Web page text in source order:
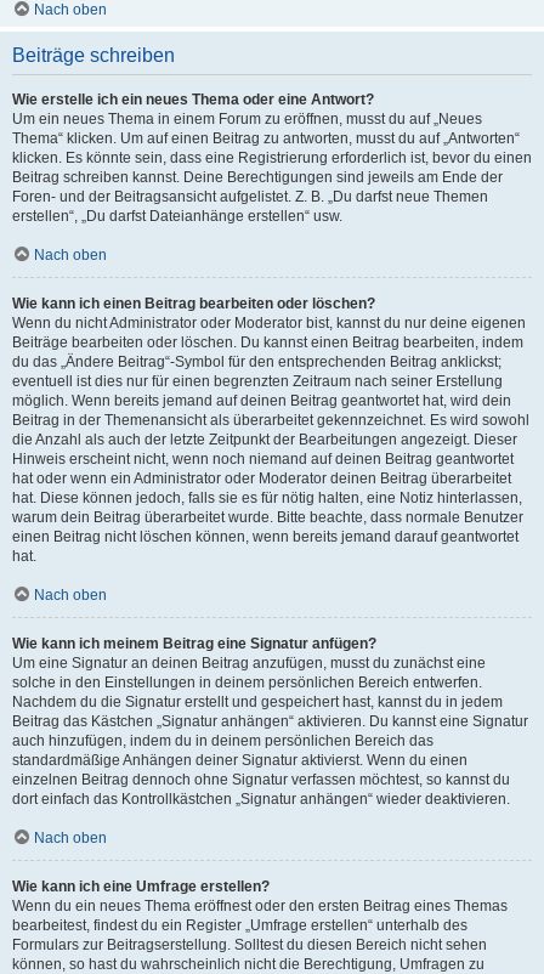
Nach oben
Beiträge schreiben
Wie erstelle ich ein neues Thema oder eine Antwort?
Um ein neues Thema in einem Forum zu eröffnen, musst du auf „Neues
Thema“ klicken. Um auf einen Beitrag zu antworten, musst du auf „Antworten“
klicken. Es könnte sein, dass eine Registrierung erforderlich ist, bevor du einen
Beitrag schreiben kannst. Deine Berechtigungen sind jeweils am Ende der
Foren- und der Beitragsansicht aufgelistet. Z. B. „Du darfst neue Themen
erstellen“, „Du darfst Dateianhänge erstellen“ usw.
Nach oben
Wie kann ich einen Beitrag bearbeiten oder löschen?
Wenn du nicht Administrator oder Moderator bist, kannst du nur deine eigenen
Beiträge bearbeiten oder löschen. Du kannst einen Beitrag bearbeiten, indem
du das „Ändere Beitrag“-Symbol für den entsprechenden Beitrag anklickst;
eventuell ist dies nur für einen begrenzten Zeitraum nach seiner Erstellung
möglich. Wenn bereits jemand auf deinen Beitrag geantwortet hat, wird dein
Beitrag in der Themenansicht als überarbeitet gekennzeichnet. Es wird sowohl
die Anzahl als auch der letzte Zeitpunkt der Bearbeitungen angezeigt. Dieser
Hinweis erscheint nicht, wenn noch niemand auf deinen Beitrag geantwortet
hat oder wenn ein Administrator oder Moderator deinen Beitrag überarbeitet
hat. Diese können jedoch, falls sie es für nötig halten, eine Notiz hinterlassen,
warum dein Beitrag überarbeitet wurde. Bitte beachte, dass normale Benutzer
einen Beitrag nicht löschen können, wenn bereits jemand darauf geantwortet
hat.
Nach oben
Wie kann ich meinem Beitrag eine Signatur anfügen?
Um eine Signatur an deinen Beitrag anzufügen, musst du zunächst eine
solche in den Einstellungen in deinem persönlichen Bereich entwerfen.
Nachdem du die Signatur erstellt und gespeichert hast, kannst du in jedem
Beitrag das Kästchen „Signatur anhängen“ aktivieren. Du kannst eine Signatur
auch hinzufügen, indem du in deinem persönlichen Bereich das
standardmäßige Anhängen deiner Signatur aktivierst. Wenn du einen
einzelnen Beitrag dennoch ohne Signatur verfassen möchtest, so kannst du
dort einfach das Kontrollkästchen „Signatur anhängen“ wieder deaktivieren.
Nach oben
Wie kann ich eine Umfrage erstellen?
Wenn du ein neues Thema eröffnest oder den ersten Beitrag eines Themas
bearbeitest, findest du ein Register „Umfrage erstellen“ unterhalb des
Formulars zur Beitragserstellung. Solltest du diesen Bereich nicht sehen
können, so hast du wahrscheinlich nicht die Berechtigung, Umfragen zu